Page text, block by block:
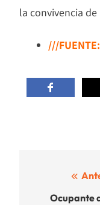
la convivencia
///
Ocupante